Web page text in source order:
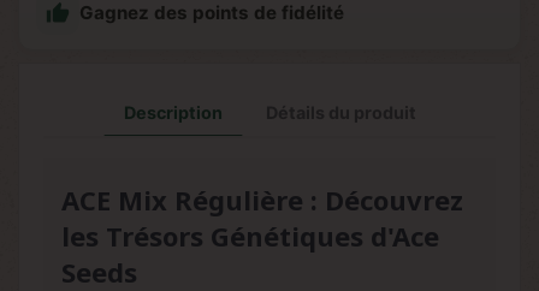
 Gagnez des points de fidélité
Description
ACE Mix Régulière : Découvrez
les Trésors Génétiques d'Ace
Seeds